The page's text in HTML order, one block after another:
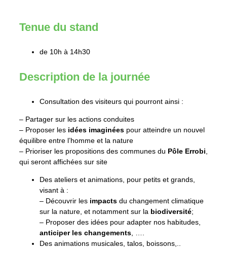
Tenue du stand
de 10h à 14h30
Description de la journée
Consultation des visiteurs qui pourront ainsi :
– Partager sur les actions conduites
– Proposer les idées imaginées pour atteindre un nouvel
équilibre entre l’homme et la nature
– Prioriser les propositions des communes du Pôle Errobi
qui seront affichées sur site
Des ateliers et animations, pour petits et grands,
visant à :
– Découvrir les impacts du changement climatique
sur la nature, et notamment sur la biodiversité;
– Proposer des idées pour adapter nos habitudes,
anticiper les changements
Des animations musicales, talos, boissons,..